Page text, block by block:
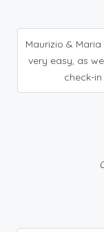
Maurizio &
very easy, as
check-